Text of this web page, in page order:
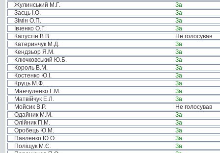
Жулинський М.Г.
За
Заєць І.О.
За
Зімін О.П.
За
Івченко О.Г.
За
Капустін В.В.
Не голосував
Катеринчук М.Д.
За
Кендзьор Я.М.
За
Ключковський Ю.Б.
За
Король В.М.
За
Костенко Ю.І.
За
Круць М.Ф.
За
Манчуленко Г.М.
За
Матвійчук Е.Л.
За
Мойсик В.Р.
Не голосував
Одайник М.М.
За
Олійник П.М.
За
Оробець Ю.М.
За
Павленко Ю.О.
За
Поліщук М.Є.
За